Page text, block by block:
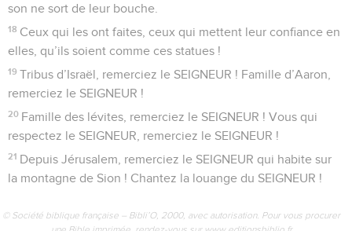
5 Oui, je le sais, le SEIGNEUR est grand, notre maître est au-
dessus de tous les dieux.
6
Le SEIGNEUR fait tout ce qu’il veut, dans le ciel et sur la
terre, dans les mers et dans les profondeurs.
7 Il soulève les nuages du bout du monde, il lance les éclairs
pour faire tomber la pluie, il tire le vent qu’il gardait en
réserve.
8 C’est le SEIGNEUR qui a frappé les fils aînés des Égyptiens,
les premiers-nés de leurs animaux.
étonnante contre le roi d’Égypte et tous ses serviteurs.